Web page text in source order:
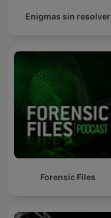
Enigmas sin resolver
Forensic Files